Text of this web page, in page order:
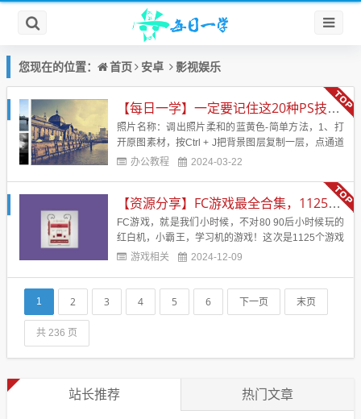
您现在的位置： 首页 安卓 影视娱乐
【每日一学】一定要记住这20种PS技术！！！会让你的照片美的不行
照片名称：调出照片柔和的蓝黄色-简单方法，1、打
开原图素材，按Ctrl + J把背景图层复制一层，点通道
面板，选择蓝色通道，图像 > 应用图像，图层为背
钩， 2、回到图层面板，创建曲线调整图层，蓝通
道：44，182，红通道：89，108&nb...
办公教程 2024-03-22
【资源分享】FC游戏最全合集，1125个游戏
FC游戏，就是我们小时候，不对80 90后小时候玩的
红白机，小霸王，学习机的游戏！这次是1125个游戏
合集，应该是市面上见到的最全的合集了！带模拟
246 MB游戏版本：应该是最全版本了。支持系统：电
脑【游戏...
游戏相关 2024-12-09
1 2 3 4 5 6 下一页 末页
共 236 页
站长推荐 热门文章